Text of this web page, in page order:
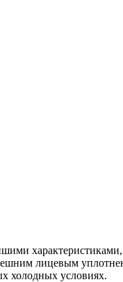
характеристиками,
лицевым
холодных условиях.